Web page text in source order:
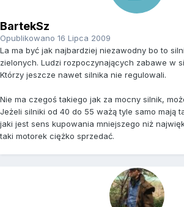
BartekSz
Opublikowano 16 Lipca 2009
La ma być jak najbardziej niezawodny bo to
zielonych. Ludzi rozpoczynających zabawe w
Którzy jeszcze nawet silnika nie regulowali.
Nie ma czegoś takiego jak za mocny silnik,
Jeżeli silniki od 40 do 55 ważą tyle samo mają
jaki jest sens kupowania mniejszego niż
taki motorek ciężko sprzedać.